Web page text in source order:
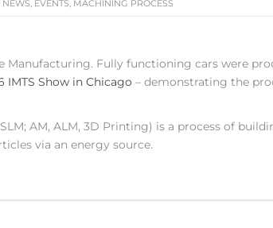
, EVENTS, MACHINING PROCESS
Fully functioning cars were
IMTS Show in Chicago – demonstrating the
AM, ALM, 3D Printing) is a process of
via an energy source.